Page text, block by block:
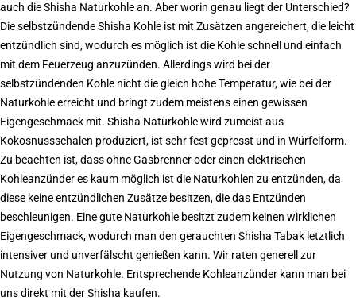
auch die Shisha Naturkohle an. Aber worin genau liegt der Unterschied?
Die selbstzündende Shisha Kohle ist mit Zusätzen angereichert, die leicht
entzündlich sind, wodurch es möglich ist die Kohle schnell und einfach
mit dem Feuerzeug anzuzünden. Allerdings wird bei der
selbstzündenden Kohle nicht die gleich hohe Temperatur, wie bei der
Naturkohle erreicht und bringt zudem meistens einen gewissen
Eigengeschmack mit. Shisha Naturkohle wird zumeist aus
Kokosnussschalen produziert, ist sehr fest gepresst und in Würfelform.
Zu beachten ist, dass ohne Gasbrenner oder einen elektrischen
Kohleanzünder es kaum möglich ist die Naturkohlen zu entzünden, da
diese keine entzündlichen Zusätze besitzen, die das Entzünden
beschleunigen. Eine gute Naturkohle besitzt zudem keinen wirklichen
Eigengeschmack, wodurch man den gerauchten Shisha Tabak letztlich
intensiver und unverfälscht genießen kann. Wir raten generell zur
Nutzung von Naturkohle. Entsprechende Kohleanzünder kann man bei
uns direkt mit der Shisha kaufen.